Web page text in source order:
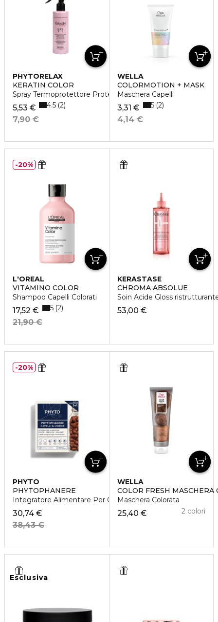
PHYTORELAX
KERATIN COLOR
Spray Termoprotettore Proteggi Colore
5,53 €
7,90 €
4.5 2
WELLA
COLORMOTION + MASK
Maschera Capelli
3,31 €
4,14 €
5 2
L'OREAL
PROFESSIONNEL
VITAMINO COLOR
Shampoo Capelli Colorati
17,52 €
21,90 €
5 2
20%
KERASTASE
CHROMA ABSOLUE
Soin Acide Gloss
53,00 €
PHYTO
PHYTOPHANERE
Integratore Alimentare Per Capelli e Unghie
30,74 €
38,43 €
20%
WELLA
COLOR FRESH MASCHERA
Maschera Colorata
25,40 € 2 colori
Esclusiva